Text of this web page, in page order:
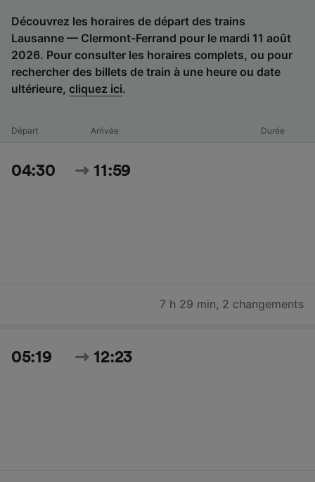
Découvrez les horaires de départ des trains
Lausanne — Clermont-Ferrand pour le mardi 11 août
2026. Pour consulter les horaires complets, ou pour
rechercher des billets de train à une heure ou date
ultérieure, cliquez ici.
Départ Arrivée Durée
04:30 11:59
7 h 29 min, 2 changements
05:19 12:23